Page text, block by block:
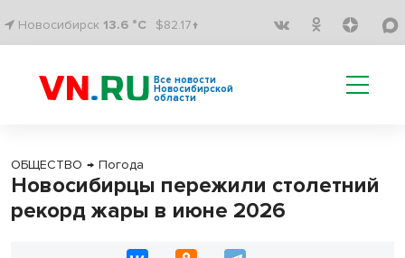
Новосибирск 13.6 °C $82.17↑
Все новости
Новосибирской
области
ОБЩЕСТВО → Погода
Новосибирцы пережили столетний
рекорд жары в июне 2026